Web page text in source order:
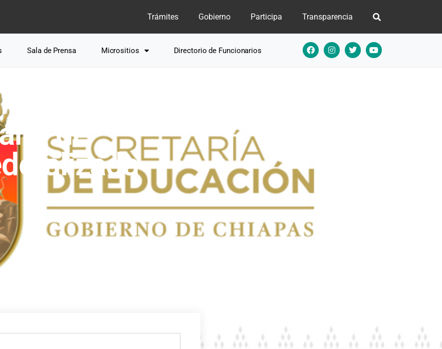
Trámites Gobierno Participa Transparencia
Sala de Prensa Micrositios Directorio de Funcionarios
de